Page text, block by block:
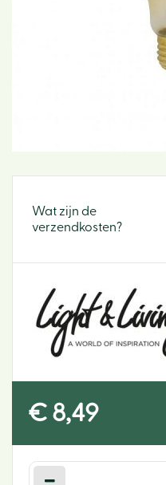
Wat zijn de
verzendkosten?
€ 8,49